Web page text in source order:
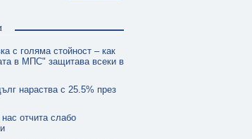
с голяма стойност – как
в МПС" защитава всеки в
нараства с 25.5% през
отчита слабо